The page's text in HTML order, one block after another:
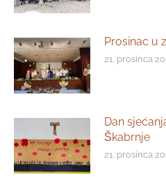
Prosinac u
21. prosinca
Dan
Škabrnje
21. prosinca